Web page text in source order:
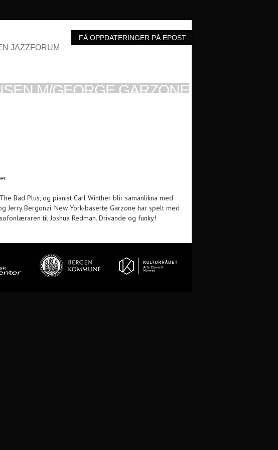
JAZZFORUM
M/GEORGE GARZONE
Bad Plus, og pianist Carl Winther blir samanlikna med
Jerry Bergonzi. New York-baserte Garzone har spelt med
til Joshua Redman. Drivande og funky!